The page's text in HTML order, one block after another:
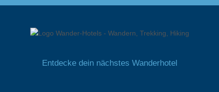
Entdecke dein nächstes Wanderhotel